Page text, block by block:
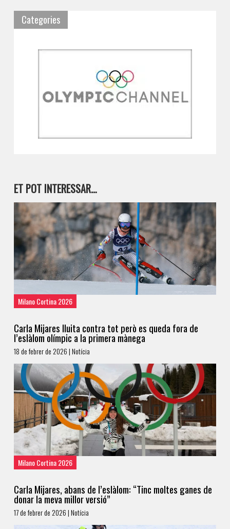
Categories
ET POT INTERESSAR…
Milano Cortina 2026
Carla Mijares lluita contra tot però es queda fora de
l’eslàlom olímpic a la primera mànega
18 de febrer de 2026 | Notícia
Milano Cortina 2026
Carla Mijares, abans de l’eslàlom: “Tinc moltes ganes de
donar la meva millor versió”
17 de febrer de 2026 | Notícia